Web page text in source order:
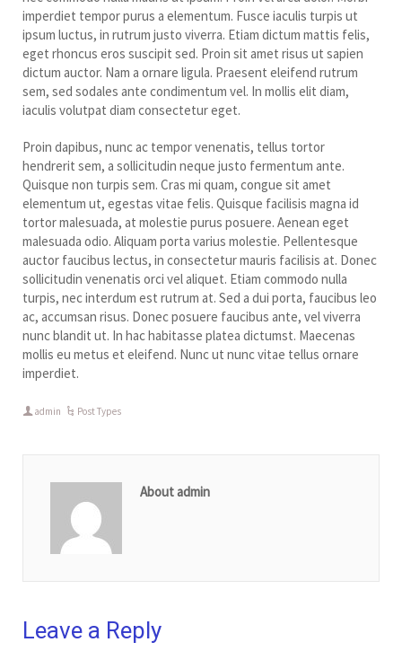
imperdiet tempor purus a elementum. Fusce iaculis turpis ut
ipsum luctus, in rutrum justo viverra. Etiam dictum mattis felis,
eget rhoncus eros suscipit sed. Proin sit amet risus ut sapien
dictum auctor. Nam a ornare ligula. Praesent eleifend rutrum
sem, sed sodales ante condimentum vel. In mollis elit diam,
iaculis volutpat diam consectetur eget.
Proin dapibus, nunc ac tempor venenatis, tellus tortor
hendrerit sem, a sollicitudin neque justo fermentum ante.
Quisque non turpis sem. Cras mi quam, congue sit amet
elementum ut, egestas vitae felis. Quisque facilisis magna id
tortor malesuada, at molestie purus posuere. Aenean eget
malesuada odio. Aliquam porta varius molestie. Pellentesque
auctor faucibus lectus, in consectetur mauris facilisis at. Donec
sollicitudin venenatis orci vel aliquet. Etiam commodo nulla
turpis, nec interdum est rutrum at. Sed a dui porta, faucibus leo
ac, accumsan risus. Donec posuere faucibus ante, vel viverra
nunc blandit ut. In hac habitasse platea dictumst. Maecenas
mollis eu metus et eleifend. Nunc ut nunc vitae tellus ornare
imperdiet.
admin Post Types
About admin
Leave a Reply